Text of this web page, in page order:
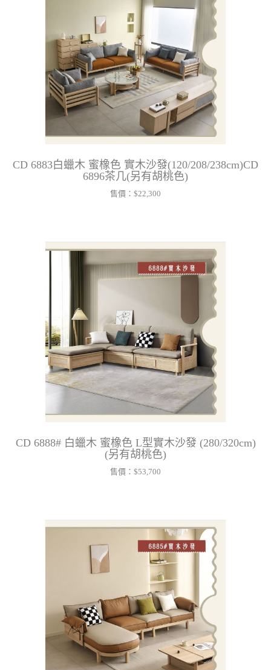
CD 6883白蠟木 蜜橡色 實木沙發(120/208/238cm)CD
6896茶几(另有胡桃色)
售價： $22,300
CD 6888# 白蠟木 蜜橡色 L型實木沙發 (280/320cm)
(另有胡桃色)
售價： $53,700